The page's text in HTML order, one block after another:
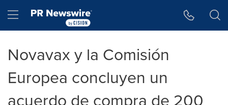
Hamburger menu
Novavax y la Comisión
Europea concluyen un